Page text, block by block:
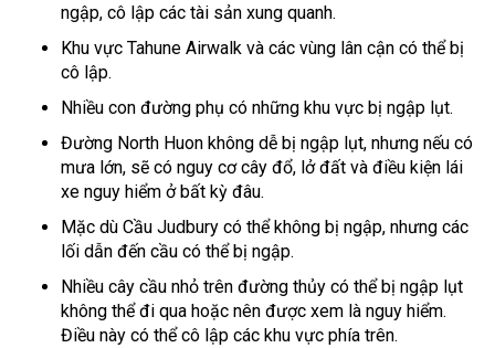
ngập, cô lập các tài sản xung quanh.
Khu vực Tahune Airwalk và các vùng lân cận có thể bị
cô lập.
Nhiều con đường phụ có những khu vực bị ngập lụt.
Đường North Huon không dễ bị ngập lụt, nhưng nếu có
mưa lớn, sẽ có nguy cơ cây đổ, lở đất và điều kiện lái
xe nguy hiểm ở bất kỳ đâu.
Mặc dù Cầu Judbury có thể không bị ngập, nhưng các
lối dẫn đến cầu có thể bị ngập.
Nhiều cây cầu nhỏ trên đường thủy có thể bị ngập lụt
không thể đi qua hoặc nên được xem là nguy hiểm.
Điều này có thể cô lập các khu vực phía trên.